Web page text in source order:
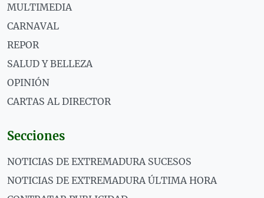
MULTIMEDIA
CARNAVAL
REPOR
SALUD Y BELLEZA
OPINIÓN
CARTAS AL DIRECTOR
Secciones
NOTICIAS DE EXTREMADURA SUCESOS
NOTICIAS DE EXTREMADURA ÚLTIMA HORA